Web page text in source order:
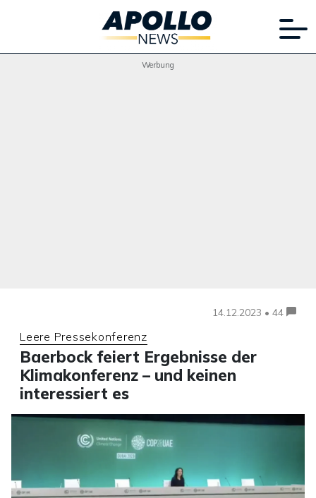
Werbung
14.12.2023 • 44
Leere Pressekonferenz
Baerbock feiert Ergebnisse der
Klimakonferenz – und keinen
interessiert es